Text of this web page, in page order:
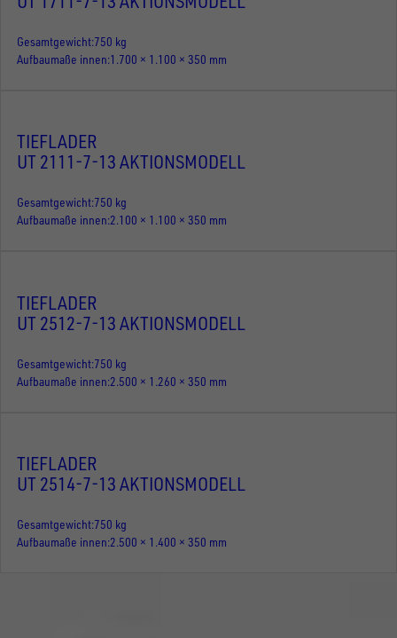
Gesamtgewicht 750 kg
Aufbaumaße innen 1.700 × 1.100 × 350 mm
TIEFLADER
UT 2111-7-13 AKTIONSMODELL
Gesamtgewicht 750 kg
Aufbaumaße innen 2.100 × 1.100 × 350 mm
TIEFLADER
UT 2512-7-13 AKTIONSMODELL
Gesamtgewicht 750 kg
Aufbaumaße innen 2.500 × 1.260 × 350 mm
TIEFLADER
UT 2514-7-13 AKTIONSMODELL
Gesamtgewicht 750 kg
Aufbaumaße innen 2.500 × 1.400 × 350 mm